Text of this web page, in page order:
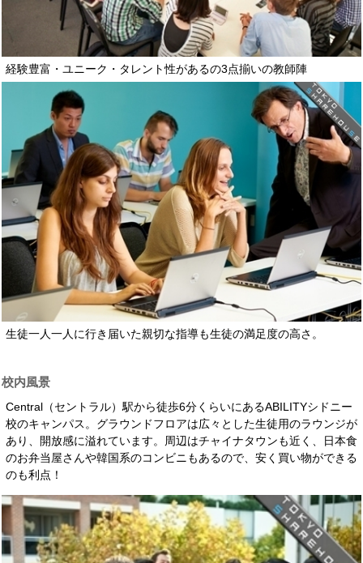
経験豊富・ユニーク・タレント性があるの3点揃いの教師陣
生徒一人一人に行き届いた親切な指導も生徒の満足度の高さ。
校内風景
Central（セントラル）駅から徒歩6分くらいにあるABILITYシドニー
校のキャンパス。グラウンドフロアは広々とした生徒用のラウンジが
あり、開放感に溢れています。周辺はチャイナタウンも近く、日本食
のお弁当屋さんや韓国系のコンビニもあるので、安く買い物ができる
のも利点！